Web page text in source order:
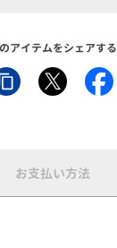
アイテムをシェアする
お支払い方法